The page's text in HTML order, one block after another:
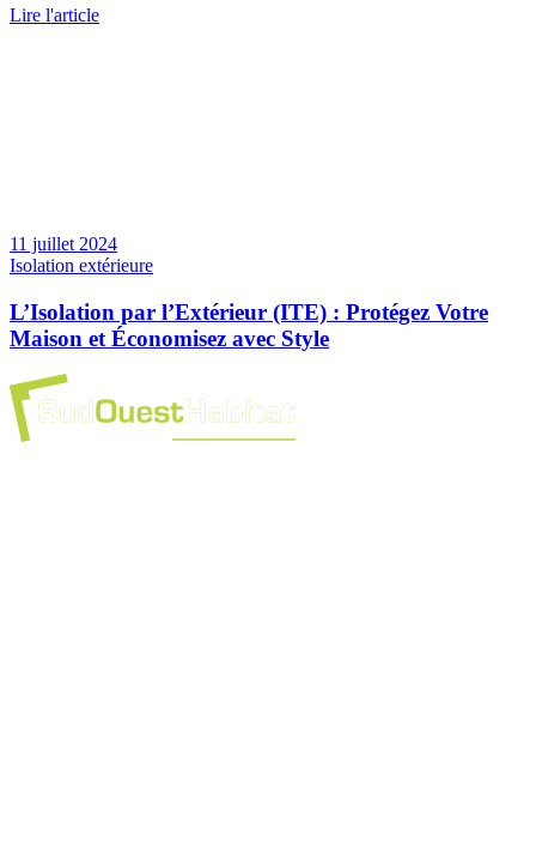
Lire l'article
11 juillet 2024
Isolation extérieure
L’Isolation par l’Extérieur (ITE) : Protégez Votre
Maison et Économisez avec Style